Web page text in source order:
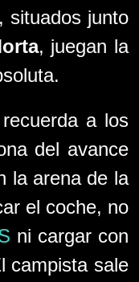
, situados junto
, juegan la
a los
del avance
la arena de la
el coche, no
ni cargar con
campista sale